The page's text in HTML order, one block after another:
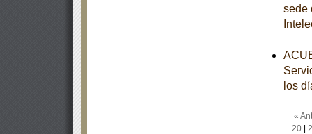
sede
los
«
20|